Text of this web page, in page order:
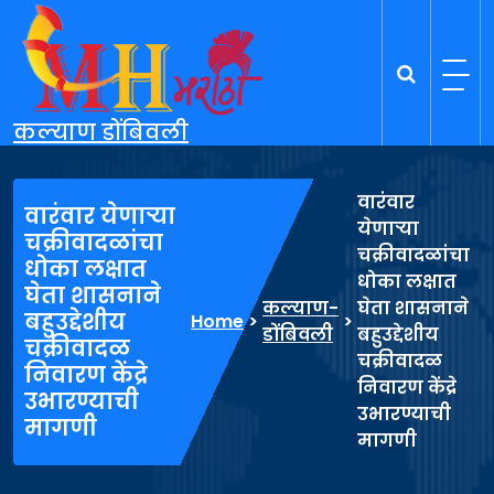
content
कल्याण डोंबिवली
वारंवार येणार्‍या
चक्रीवादळांचा
धोका लक्षात
घेता शासनाने
बहुउद्देशीय
चक्रीवादळ
निवारण केंद्रे
उभारण्याची
मागणी
Home>
कल्याण-
डोंबिवली
>
वारंवार
येणार्‍या
चक्रीवादळांचा
धोका लक्षात
घेता शासनाने
बहुउद्देशीय
चक्रीवादळ
निवारण केंद्रे
उभारण्याची
मागणी